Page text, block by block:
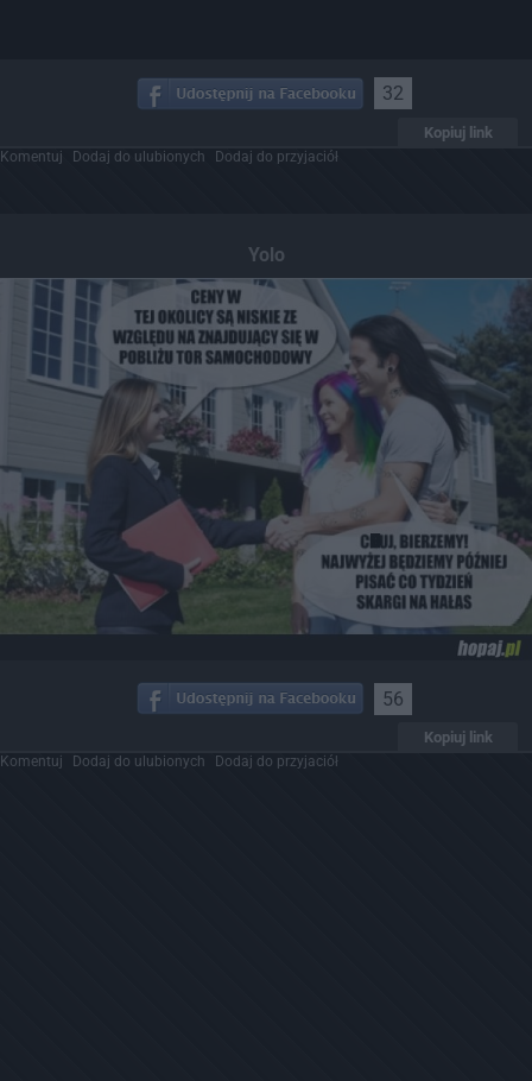
32
Kopiuj link
Komentuj Dodaj do ulubionych Dodaj do przyjaciół
Yolo
56
Kopiuj link
Komentuj Dodaj do ulubionych Dodaj do przyjaciół